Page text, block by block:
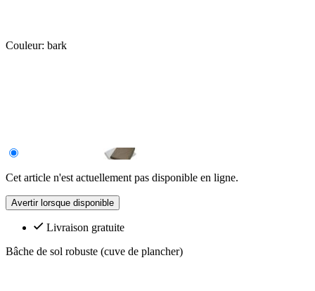
Couleur: bark
Cet article n'est actuellement pas disponible en ligne.
Avertir lorsque disponible
Livraison gratuite
Bâche de sol robuste (cuve de plancher)